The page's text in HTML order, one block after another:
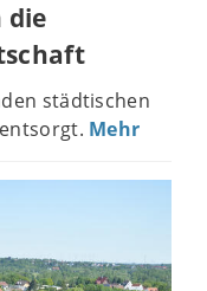
die
städtischen
Mehr